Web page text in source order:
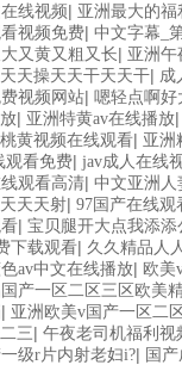
线视频| 亚洲最大的
视频免费| 中文字幕_
又黄又粗又长| 亚洲午
天操天天干天天干| 成
视频网站| 嗯轻点啊好
| 亚洲特黄av在线播放
黄视频在线观看| 亚洲
观看免费| jav成人在线
观看高清| 中文亚洲人
天天射| 97国产在线观
| 宝贝腿开大点我添添
下载观看| 久久精品人
av中文在线播放| 欧美
产一区二区三区欧美
| 亚洲欧美v国产一区二
三| 午夜老司机福利视
级r片内射老妇i?| 国